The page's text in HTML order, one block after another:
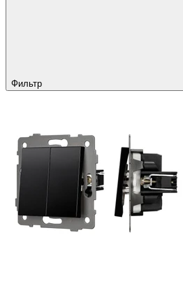
Фильтр